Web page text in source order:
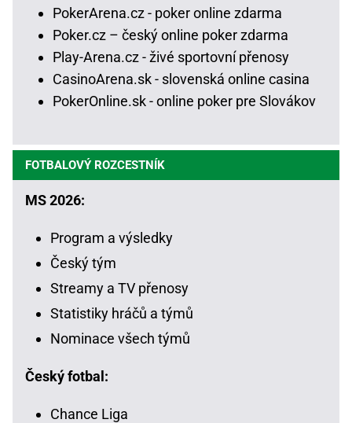
PokerArena.cz - poker online zdarma
Poker.cz – český online poker zdarma
Play-Arena.cz - živé sportovní přenosy
CasinoArena.sk - slovenská online casina
PokerOnline.sk - online poker pre Slovákov
FOTBALOVÝ ROZCESTNÍK
MS 2026:
Program a výsledky
Český tým
Streamy a TV přenosy
Statistiky hráčů a týmů
Nominace všech týmů
Český fotbal:
Chance Liga